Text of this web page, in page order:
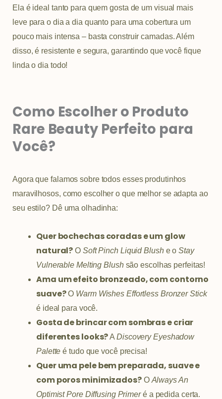
Ela é ideal tanto para quem gosta de um visual mais
leve para o dia a dia quanto para uma cobertura um
pouco mais intensa – basta construir camadas. Além
disso, é resistente e segura, garantindo que você fique
linda o dia todo!
Como Escolher o Produto
Rare Beauty Perfeito para
Você?
Agora que falamos sobre todos esses produtinhos
maravilhosos, como escolher o que melhor se adapta ao
seu estilo? Dê uma olhadinha:
Quer bochechas coradas e um glow
natural? O Soft Pinch Liquid Blushe oStay
Vulnerable Melting Blushsão escolhas perfeitas!
Ama um efeito bronzeado, com contorno
suave?O Warm Wishes Effortless Bronzer Stick
é ideal para você.
Gosta de brincar com sombras e criar
diferentes looks?ADiscovery Eyeshadow
Palette é tudo que você precisa!
Quer uma pele bem preparada, suave e
com poros minimizados?O Always An
Optimist Pore Diffusing Primeré a pedida certa.